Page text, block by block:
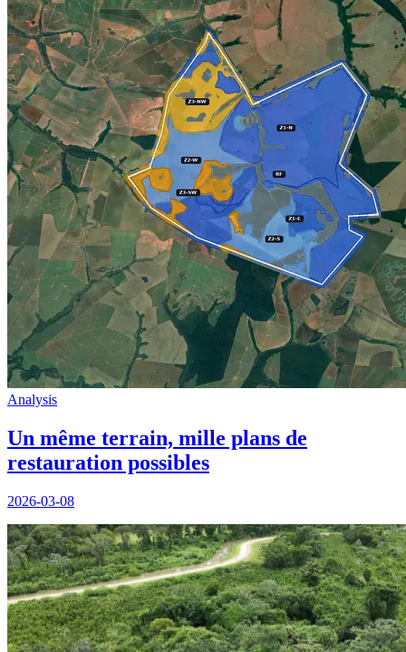
Analysis
Un même terrain, mille plans de
restauration possibles
2026-03-08